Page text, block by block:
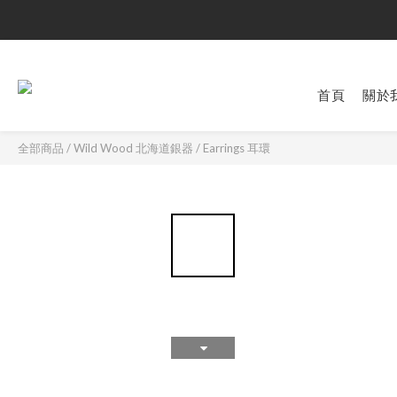
首頁 關於
全部商品 /Wild Wood 北海道銀器 / Earrings 耳環